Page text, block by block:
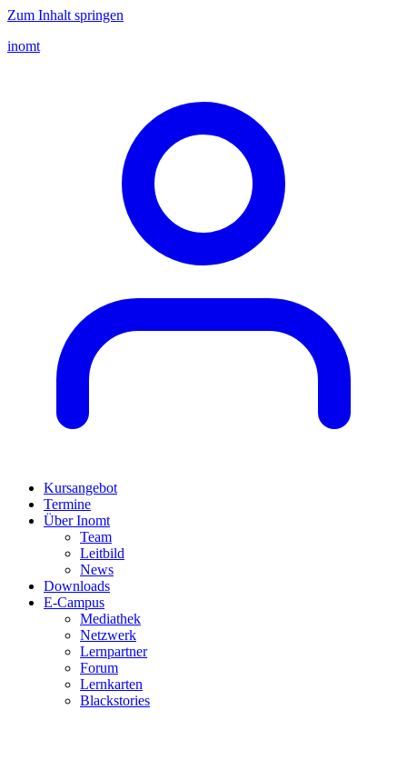
Zum Inhalt springen
inomt
Kursangebot
Termine
Über Inomt
Team
Leitbild
News
Downloads
E-Campus
Mediathek
Netzwerk
Lernpartner
Forum
Lernkarten
Blackstories